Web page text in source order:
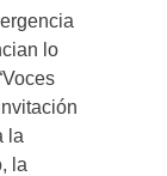
lo
la
la